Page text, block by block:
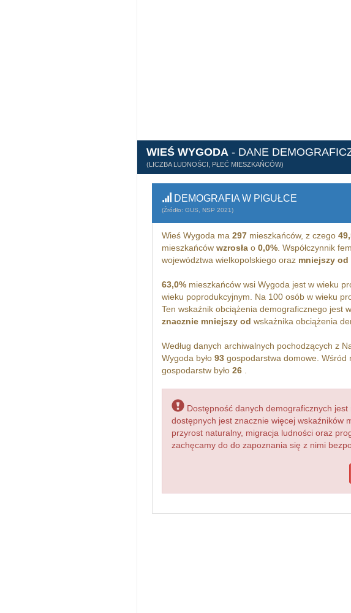
WIEŚ WYGODA - DANE
(LICZBA LUDNOŚCI, PŁEĆ MIESZKAŃCÓW)
DEMOGRAFIA W PIGUŁCE
(Źródło: GUS, NSP 2021)
Wieś Wygoda ma 297mieszkańców, z czego
mieszkańców wzrosłao 0,0%. Współczynnik
województwa wielkopolskiego oraz mniejszy od
63,0%mieszkańców wsi Wygoda jest w wieku
wieku poprodukcyjnym. Na 100 osób w wieku
Ten wskaźnik obciążenia demograficznego jest
znacznie mniejszy od wskażnika obciążenia
Według danych archiwalnych pochodzących z
Wygoda było 93gospodarstwa domowe. Wśród
gospodarstw było 26.
Dostępność danych demograficznych
dostępnych jest znacznie więcej wskaźników
przyrost naturalny, migracja ludności oraz
zachęcamy do do zapoznania się z nimi